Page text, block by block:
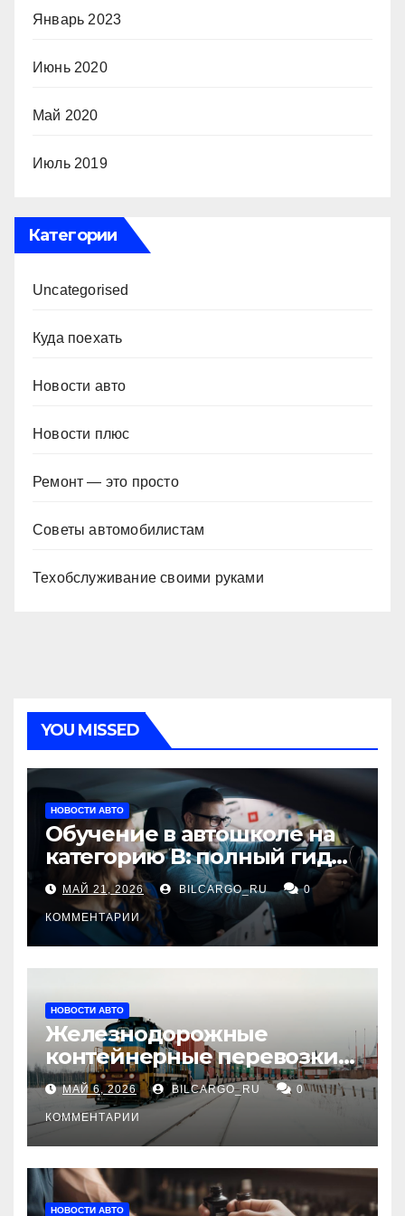
Январь 2023
Июнь 2020
Май 2020
Июль 2019
Категории
Uncategorised
Куда поехать
Новости авто
Новости плюс
Ремонт — это просто
Советы автомобилистам
Техобслуживание своими руками
YOU MISSED
НОВОСТИ АВТО
Обучение в автошколе на
категорию В: полный гид
для будущих водителей
МАЙ 21, 2026 BILCARGO_RU 0
КОММЕНТАРИИ
НОВОСТИ АВТО
Железнодорожные
контейнерные перевозки
из Китая в Россию:
маршруты, сроки и
требования
МАЙ 6, 2026 BILCARGO_RU 0
КОММЕНТАРИИ
НОВОСТИ АВТО